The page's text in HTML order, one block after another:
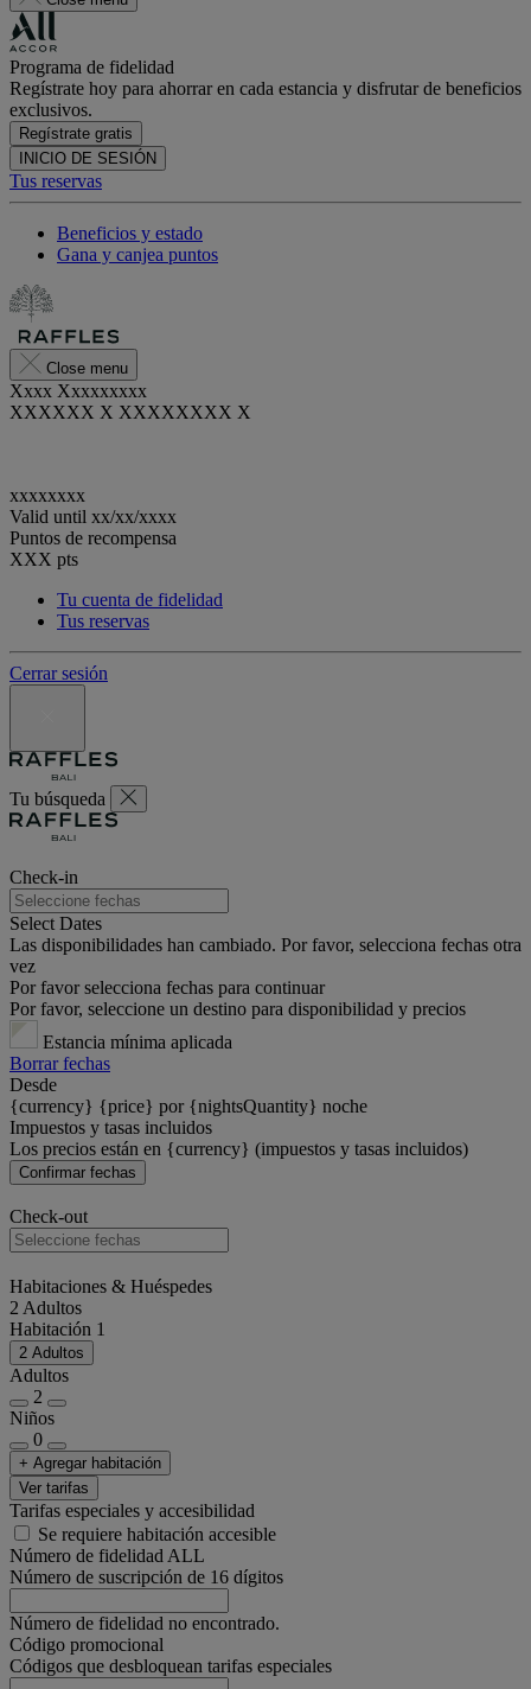
Programa de fidelidad
Regístrate hoy para ahorrar en cada estancia y disfrutar de beneficios
exclusivos.
Regístrate gratis
INICIO DE SESIÓN
Tus reservas
Beneficios y estado
Gana y canjea puntos
Close menu
Xxxx Xxxxxxxxx
XXXXXX X XXXXXXXX X
xxxxxxxx
Valid until xx/xx/xxxx
Puntos de recompensa
XXX pts
Tu cuenta de fidelidad
Tus reservas
Cerrar sesión
Tu búsqueda
Check-in
Select Dates
Las disponibilidades han cambiado. Por favor, selecciona fechas otra
vez
Por favor selecciona fechas para continuar
Por favor, seleccione un destino para disponibilidad y precios
Estancia mínima aplicada
Borrar fechas
Desde
{currency} {price} por {nightsQuantity} noche
Impuestos y tasas incluidos
Los precios están en {currency} (impuestos y tasas incluidos)
Confirmar fechas
Check-out
Habitaciones & Huéspedes
2 Adultos
Habitación 1
2 Adultos
Adultos
2
Niños
0
+ Agregar habitación
Ver tarifas
Tarifas especiales y accesibilidad
Se requiere habitación accesible
Número de fidelidad ALL
Número de suscripción de 16 dígitos
Número de fidelidad no encontrado.
Código promocional
Códigos que desbloquean tarifas especiales